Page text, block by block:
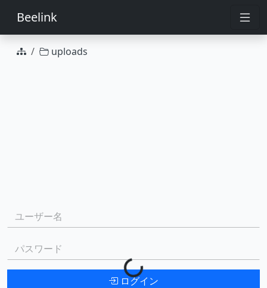
Beelink
uploads
Loading...
ユーザー名:
パスワード:
ログイン